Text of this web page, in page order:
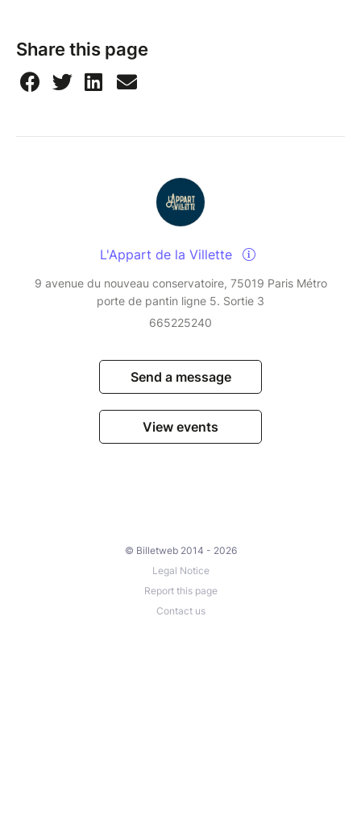
Share this page
L'Appart de la Villette
9 avenue du nouveau conservatoire, 75019 Paris Métro
porte de pantin ligne 5. Sortie 3
665225240
Send a message
View events
© Billetweb 2014 - 2026
Legal Notice
Report this page
Contact us